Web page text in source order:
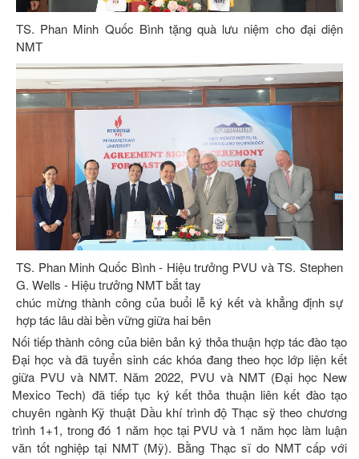
TS. Phan Minh Quốc Bình tặng quà lưu niệm cho đại diện
NMT
TS. Phan Minh Quốc Bình - Hiệu trưởng PVU và TS. Stephen
G. Wells - Hiệu trưởng NMT bắt tay
chúc mừng thành công của buổi lễ ký kết và khẳng định sự
hợp tác lâu dài bền vững giữa hai bên
Nối tiếp thành công của biên bản ký thỏa thuận hợp tác đào tạo
Đại học và đã tuyển sinh các khóa đang theo học lớp liện kết
giữa PVU và NMT. Năm 2022, PVU và NMT (Đại học New
Mexico Tech) đã tiếp tục ký kết thỏa thuận liên kết đào tạo
chuyên ngành Kỹ thuật Dầu khí trình độ Thạc sỹ theo chương
trình 1+1, trong đó 1 năm học tại PVU và 1 năm học làm luận
văn tốt nghiệp tại NMT (Mỹ). Bằng Thạc sĩ do NMT cấp với